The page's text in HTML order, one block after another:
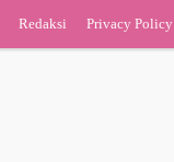
Redaksi Privacy Policy